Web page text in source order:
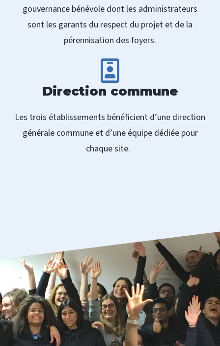
gouvernance bénévole dont les administrateurs
sont les garants du respect du projet et de la
pérennisation des foyers.
Direction commune
Les trois établissements bénéficient d’une direction
générale commune et d’une équipe dédiée pour
chaque site.